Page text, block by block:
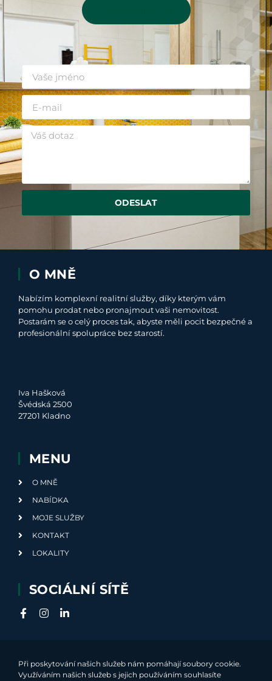
ODESLAT
O MNĚ
Nabízím komplexní realitní služby, díky kterým vám
pomohu prodat nebo pronajmout vaši nemovitost.
Postarám se o celý proces tak, abyste měli pocit bezpečné a
profesionální spolupráce bez starostí.
Iva Hašková
Švédská 2500
27201 Kladno
MENU
O MNĚ
NABÍDKA
MOJE SLUŽBY
KONTAKT
LOKALITY
SOCIÁLNÍ SÍTĚ
Při poskytování našich služeb nám pomáhají soubory cookie.
Využíváním našich služeb s jejich používáním souhlasíte